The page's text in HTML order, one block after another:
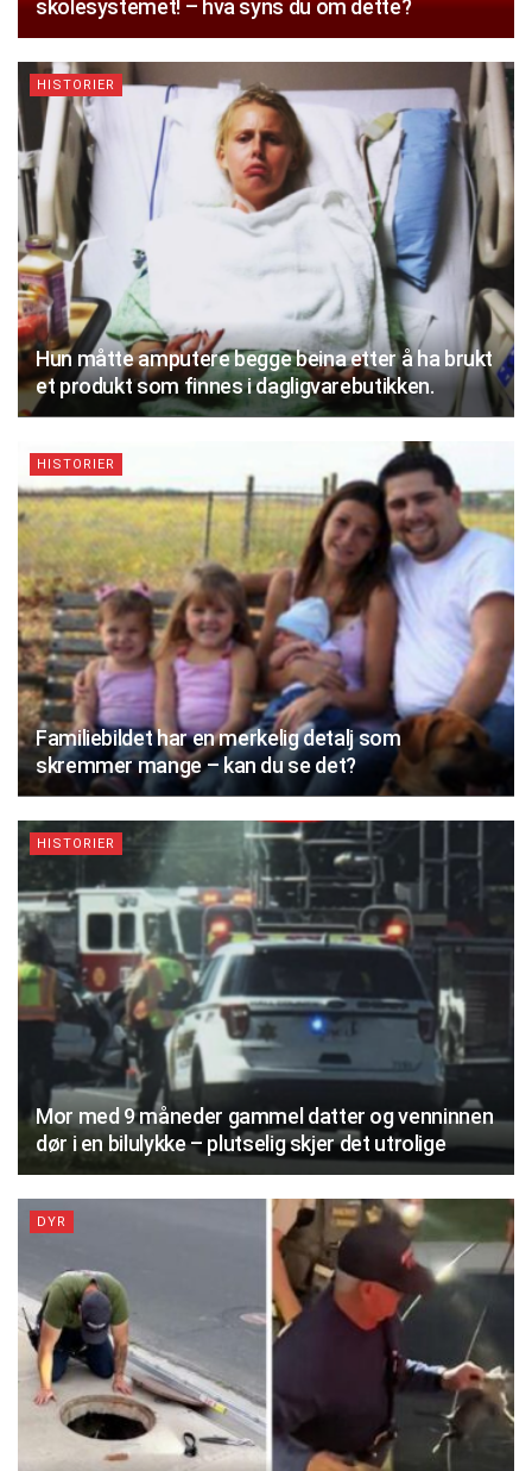
skolesystemet! – hva syns du om dette?
HISTORIER
Hun måtte amputere begge beina etter å ha brukt
et produkt som finnes i dagligvarebutikken.
HISTORIER
Familiebildet har en merkelig detalj som
skremmer mange – kan du se det?
HISTORIER
Mor med 9 måneder gammel datter og venninnen
dør i en bilulykke – plutselig skjer det utrolige
DYR